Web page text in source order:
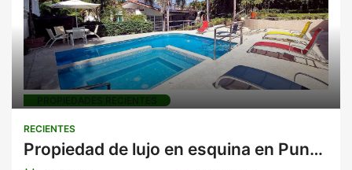
PROPIEDADES RECIENTES
RECIENTES
Propiedad de lujo en esquina en Punta Barco Village, San Carlos